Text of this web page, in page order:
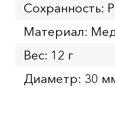
Сохранность:
Материал:
Вес: 12 г
Диаметр: 30